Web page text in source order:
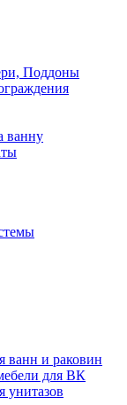
Поддоны
ванну
ванн и раковин
для ВК
унитазов